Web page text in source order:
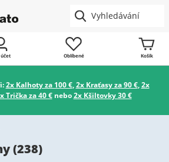
Oblíbené Košík
2x Kalhoty za 100 €,2x Kraťasy za 90 €,2x
Trička za 40 €nebo2x Kšiltovky 30 €
(238)